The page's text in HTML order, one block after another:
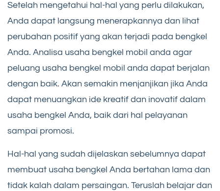
Setelah mengetahui hal-hal yang perlu dilakukan,
Anda dapat langsung menerapkannya dan lihat
perubahan positif yang akan terjadi pada bengkel
Anda. Analisa usaha bengkel mobil anda agar
peluang usaha bengkel mobil anda dapat berjalan
dengan baik. Akan semakin menjanjikan jika Anda
dapat menuangkan ide kreatif dan inovatif dalam
usaha bengkel Anda, baik dari hal pelayanan
sampai promosi.
Hal-hal yang sudah dijelaskan sebelumnya dapat
membuat usaha bengkel Anda bertahan lama dan
tidak kalah dalam persaingan. Teruslah belajar dan